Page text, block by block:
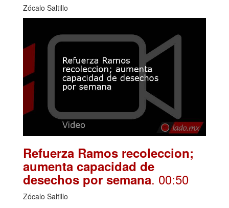
Zócalo Saltillo
Refuerza Ramos recoleccion;
aumenta capacidad de
desechos por semana. 00:50
Zócalo Saltillo